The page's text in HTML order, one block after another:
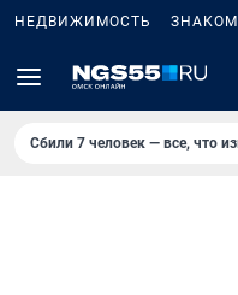
НЕДВИЖИМОСТЬ
Сбили 7 человек — все, что